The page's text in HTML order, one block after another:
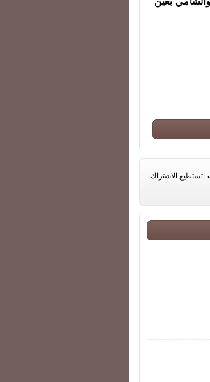
. تستطيع الاشتراك